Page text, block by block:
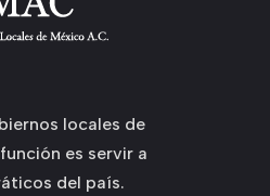
locales de
es servir a
del país.